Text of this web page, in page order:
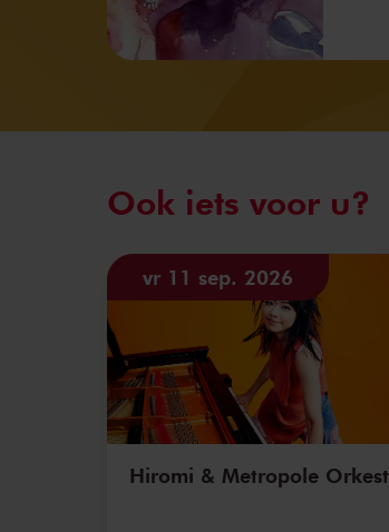
Ook iets voor u?
vr 11 sep. 2026
Hiromi & Metropole Orkest